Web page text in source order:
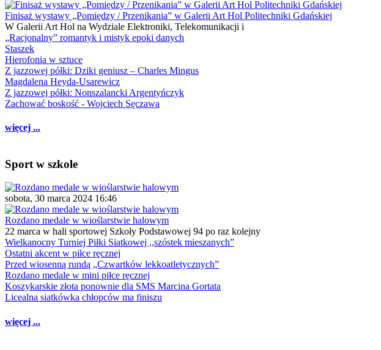
Finisaż wystawy „Pomiędzy / Przenikania” w Galerii Art Hol Politechniki Gdańskiej
W Galerii Art Hol na Wydziale Elektroniki, Telekomunikacji i
„Racjonalny” romantyk i mistyk epoki danych
Staszek
Hierofonia w sztuce
Z jazzowej półki: Dziki geniusz – Charles Mingus
Magdalena Heyda-Usarewicz
Z jazzowej półki: Nonszalancki Argentyńczyk
Zachować boskość - Wojciech Sęczawa
więcej ...
Sport w szkole
sobota, 30 marca 2024 16:46
Rozdano medale w wioślarstwie halowym
22 marca w hali sportowej Szkoły Podstawowej 94 po raz kolejny
Wielkanocny Turniej Piłki Siatkowej ,,szóstek mieszanych”
Ostatni akcent w piłce ręcznej
Przed wiosenną rundą „Czwartków lekkoatletycznych”
Rozdano medale w mini piłce ręcznej
Koszykarskie złota ponownie dla SMS Marcina Gortata
Licealna siatkówka chłopców ma finiszu
więcej ...